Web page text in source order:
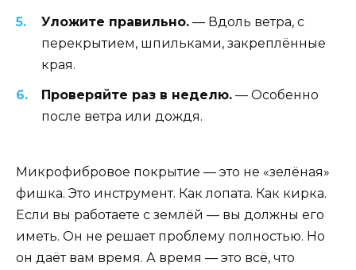
Уложите правильно. — Вдоль ветра, с
перекрытием, шпильками, закреплённые
края.
Проверяйте раз в неделю. — Особенно
после ветра или дождя.
Микрофибровое покрытие — это не «зелёная»
фишка. Это инструмент. Как лопата. Как кирка.
Если вы работаете с землёй — вы должны его
иметь. Он не решает проблему полностью. Но
он даёт вам время. А время — это всё, что